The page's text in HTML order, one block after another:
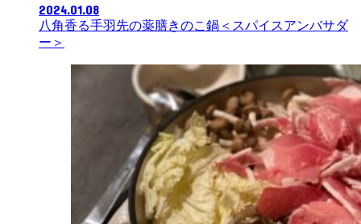
2024.01.08
八角香る手羽先の薬膳きのこ鍋＜スパイスアンバサダ
ー＞